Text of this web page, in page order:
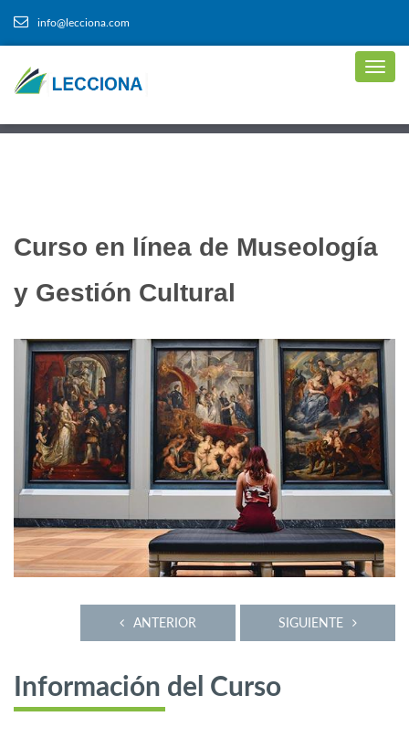
info@lecciona.com
Curso en línea de Museología
y Gestión Cultural
SIGUIENTE
ANTERIOR
Información del Curso